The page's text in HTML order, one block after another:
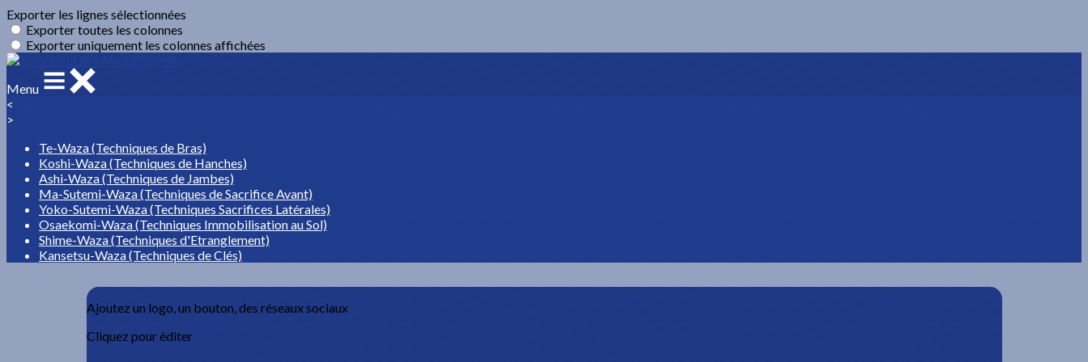
Exporter les lignes sélectionnées
Exporter toutes les colonnes
Exporter uniquement les colonnes affichées
Menu
<
>
Te-Waza (Techniques de Bras)
Koshi-Waza (Techniques de Hanches)
Ashi-Waza (Techniques de Jambes)
Ma-Sutemi-Waza (Techniques de Sacrifice Avant)
Yoko-Sutemi-Waza (Techniques Sacrifices Latérales)
Osaekomi-Waza (Techniques Immobilisation au Sol)
Shime-Waza (Techniques d'Etranglement)
Kansetsu-Waza (Techniques de Clés)
Ajoutez un logo, un bouton, des réseaux sociaux
Cliquez pour éditer